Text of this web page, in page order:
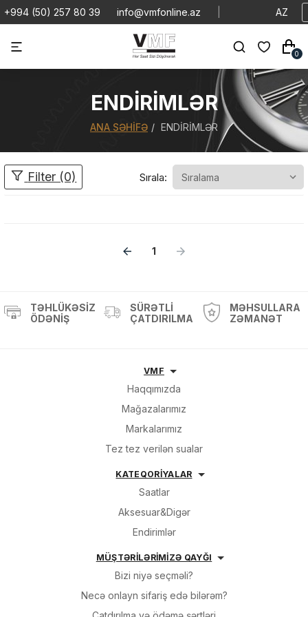
+994 (50) 257 80 39 info@vmfonline.az AZ
0
ENDIRIMLƏR
ANA SƏHIFƏ ENDIRIMLƏR
Filter (0) Sırala:
1
(0)
Sifarişi rəsmiləşdir
Alış-verişə davam et
OK
TƏHLÜKƏSIZ
ÖDƏNIŞ
SÜRƏTLI
ÇATDIRILMA
MƏHSULLARA
ZƏMANƏT
VMF
Haqqımızda
Mağazalarımız
Markalarımız
Tez tez verilən sualar
KATEQORİYALAR
Saatlar
Aksesuar&Digər
Endirimlər
MÜŞTƏRİLƏRİMİZƏ QAYĞI
Bizi niyə seçməli?
Necə onlayn sifariş edə bilərəm?